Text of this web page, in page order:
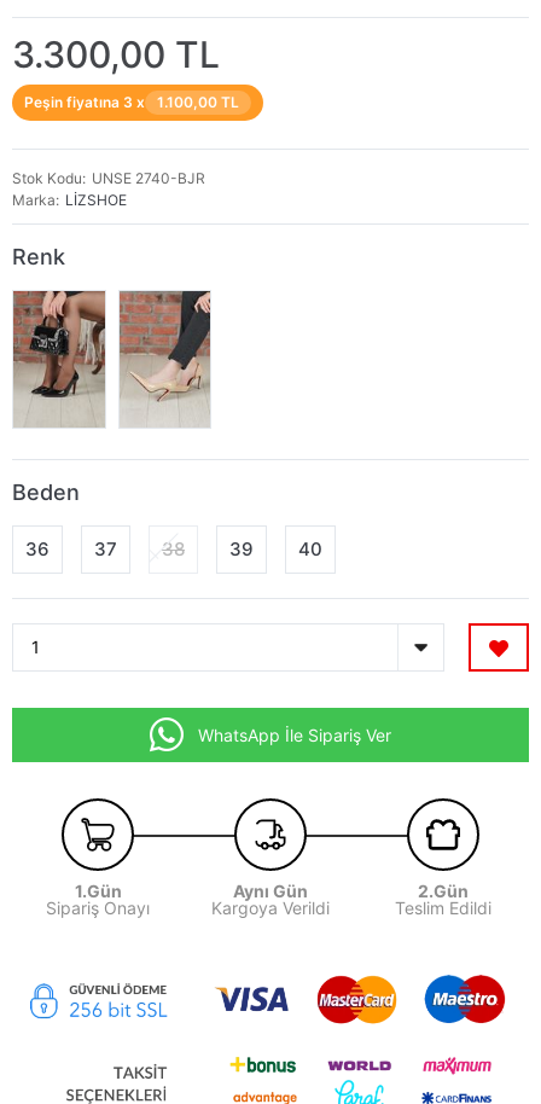
3.300,00 TL
Peşin fiyatına 3 x 1.100,00 TL
Stok Kodu
UNSE 2740-BJR
Marka
LİZSHOE
Renk
Beden
36 37 38 39 40
WhatsApp İle Sipariş Ver
1.Gün
Sipariş Onayı
Aynı Gün
Kargoya Verildi
2.Gün
Teslim Edildi